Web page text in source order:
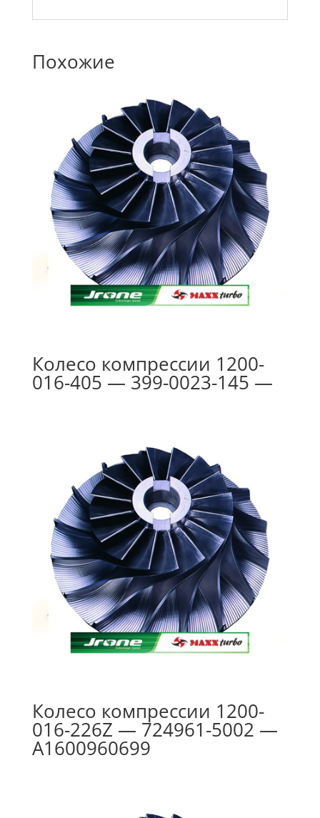
Похожие
Колесо компрессии 1200-
016-405 — 399-0023-145 —
Колесо компрессии 1200-
016-226Z — 724961-5002 —
A1600960699